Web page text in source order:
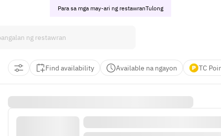
Para sa mga may-ari ng restawranTulong
Find availability Available na ngayon TC